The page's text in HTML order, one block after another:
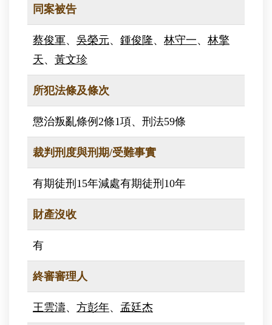
同案被告
蔡俊軍、 吳榮元、 鍾俊隆、 林守一、 林擎
天、 黃文珍
所犯法條及條次
懲治叛亂條例2條1項、刑法59條
裁判刑度與刑期/受難事實
有期徒刑15年減處有期徒刑10年
財產沒收
有
終審審理人
王雲濤、 方彭年、 孟廷杰